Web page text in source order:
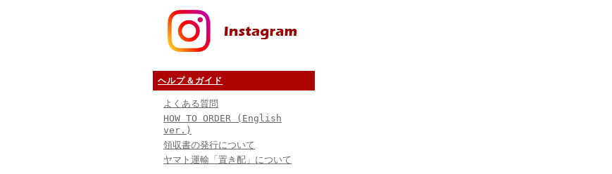
ヘルプ＆ガイド
よくある質問
HOW TO ORDER (English
ver.)
領収書の発行について
ヤマト運輸「置き配」について